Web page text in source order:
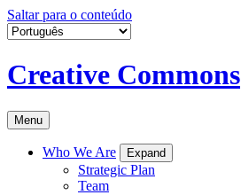
Saltar para o conteúdo
Creative Commons
Menu
Who We Are Expand
Strategic Plan
Team